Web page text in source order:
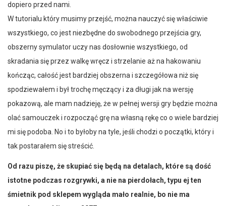
dopiero przed nami.
W tutorialu który musimy przejść, można nauczyć się właściwie
wszystkiego, co jest niezbędne do swobodnego przejścia gry,
obszerny symulator uczy nas dosłownie wszystkiego, od
skradania się przez walkę wręcz i strzelanie aż na hakowaniu
kończąc, całość jest bardziej obszerna i szczegółowa niż się
spodziewałem i był trochę męczący i za długi jak na wersję
pokazową, ale mam nadzieję, że w pełnej wersji gry będzie można
olać samouczek i rozpocząć grę na własną rękę co o wiele bardziej
mi się podoba. No i to byłoby na tyle, jeśli chodzi o początki, który i
tak postarałem się streścić.
Od razu piszę, że skupiać się będą na detalach, które są dość
istotne podczas rozgrywki, a nie na pierdołach, typu ej ten
śmietnik pod sklepem wygląda mało realnie, bo nie ma